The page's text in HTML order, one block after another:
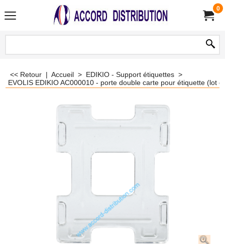
0
<< Retour | Accueil > EDIKIO - Support étiquettes >
EVOLIS EDIKIO AC000010 - porte double carte pour étiquette (lot